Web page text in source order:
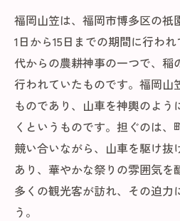
福岡山笠は、福岡市博多区の祇
1日から15日までの期間に行わ
代からの農耕神事の一つで、稲
行われていたものです。福岡山
ものであり、山車を神輿のよ
くというものです。担ぐのは、
競い合いながら、山車を駆け抜
あり、華やかな祭りの雰囲気を
多くの観光客が訪れ、その迫力
う。